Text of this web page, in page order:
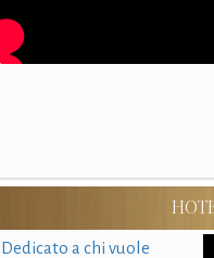
Dedicato a chi vuole